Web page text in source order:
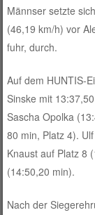
Männser setzte
(46,19 km/h) vor
fuhr, durch.
Auf dem HUNTIS-
Sinske mit
Sascha Opolka
80 min, Platz 4).
Knaust auf Platz 8
(14:50,20 min).
Nach der